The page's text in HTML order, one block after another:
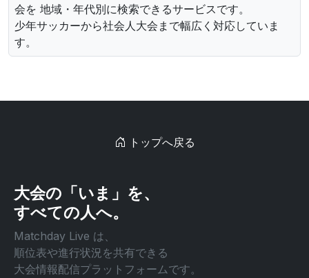
会を 地域・年代別に検索できるサービスです。
少年サッカーから社会人大会まで幅広く対応していま
す。
トップへ戻る
大会の「いま」を、
すべての人へ。
Matchday Live は、
順位表や進行状況を共有できる
大会情報配信プラットフォームです。